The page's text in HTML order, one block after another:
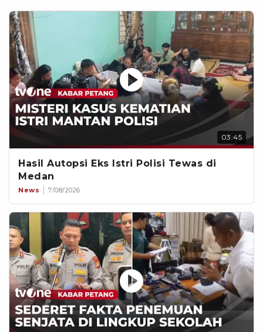
03:45
Hasil Autopsi Eks Istri Polisi Tewas di
Medan
News 7/08/2026